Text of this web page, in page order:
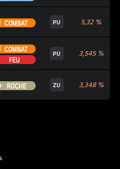
Combat
PU 5,32%
Combat
Feu
PU 3,545%
RocheZU 3,348%